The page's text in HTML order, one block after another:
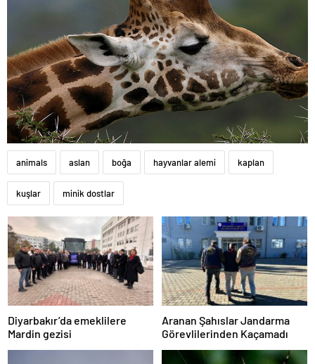
animals aslan boğa hayvanlar alemi kaplan
kuşlar minik dostlar
Diyarbakır’da emeklilere
Mardin gezisi
Aranan Şahıslar Jandarma
Görevlilerinden Kaçamadı